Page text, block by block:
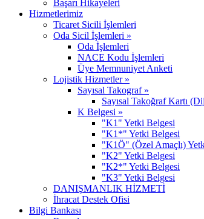
Başarı Hikayeleri
Hizmetlerimiz
Ticaret Sicili İşlemleri
Oda Sicil İşlemleri »
Oda İşlemleri
NACE Kodu İşlemleri
Üye Memnuniyet Anketi
Lojistik Hizmetler »
Sayısal Takograf »
Sayısal Takoğraf Kartı
K Belgesi »
"K1" Yetki Belgesi
"K1*" Yetki Belgesi
"K1Ö" (Özel Amaçlı)
"K2" Yetki Belgesi
"K2*" Yetki Belgesi
"K3" Yetki Belgesi
DANIŞMANLIK HİZMETİ
İhracat Destek Ofisi
Bilgi Bankası